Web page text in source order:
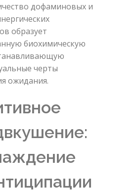
дофаминовых и
образует
биохимическую
черты
ожидания.